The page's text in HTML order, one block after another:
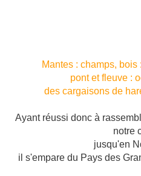
Mantes : champs,
pont et fleuve :
des cargaisons de
Ayant réussi donc à
notre
jusqu'en
il s'empare du Pays des